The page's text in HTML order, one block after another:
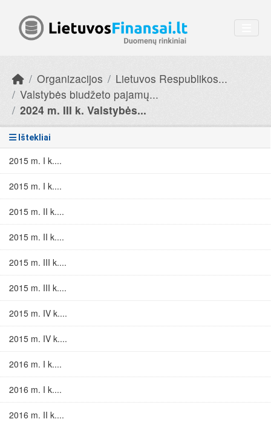
Organizacijos
Lietuvos Respublikos...
Valstybės biudžeto pajamų...
2024 m. III k. Valstybės...
Ištekliai
2015 m. I k....
2015 m. I k....
2015 m. II k....
2015 m. II k....
2015 m. III k....
2015 m. III k....
2015 m. IV k....
2015 m. IV k....
2016 m. I k....
2016 m. I k....
2016 m. II k....